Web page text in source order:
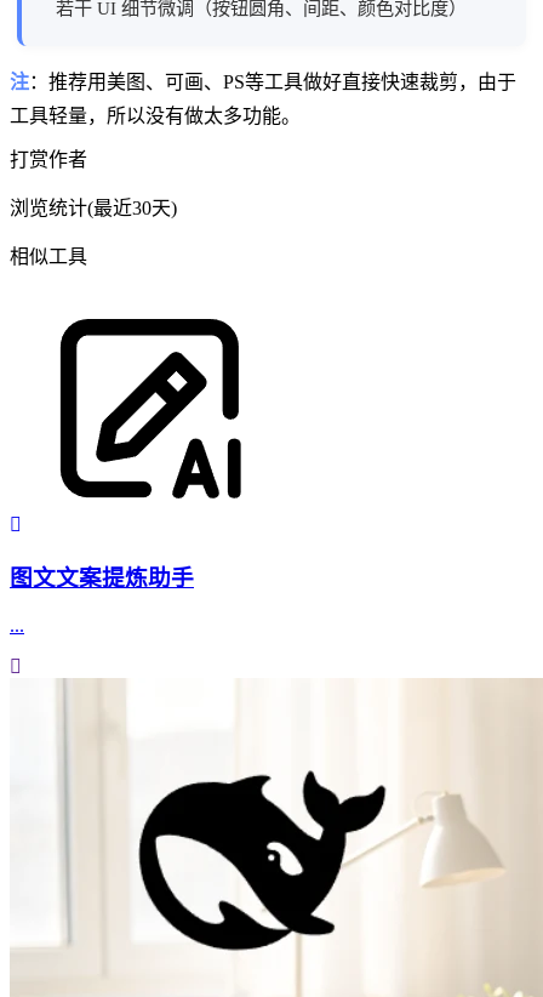
若干 UI 细节微调（按钮圆角、间距、颜色对比度）
注：推荐用美图、可画、PS等工具做好直接快速裁剪，由于
工具轻量，所以没有做太多功能。
打赏作者
浏览统计(最近30天)
相似工具
图文文案提炼助手
...